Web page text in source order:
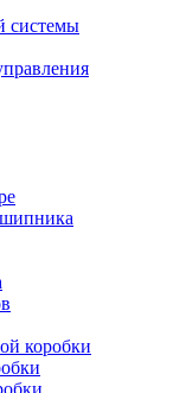
системы
коробки